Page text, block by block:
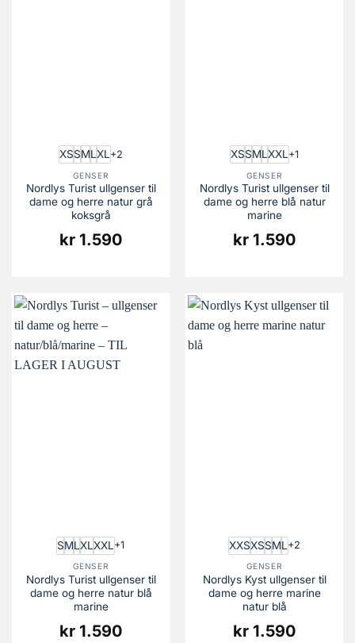
XSSMLXL+2
GENSER
Nordlys Turist ullgenser til
dame og herre natur grå
koksgrå
kr 1.590
XSSMLXXL+1
GENSER
Nordlys Turist ullgenser til
dame og herre blå natur
marine
kr 1.590
SMLXLXXL+1
GENSER
Nordlys Turist ullgenser til
dame og herre natur blå
marine
kr 1.590
XXSXSSML+2
GENSER
Nordlys Kyst ullgenser til
dame og herre marine
natur blå
kr 1.590